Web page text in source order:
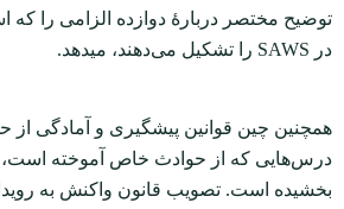
در SAWS را تشکیل می‌دهند، می‏دهد.
همچنین چین قوانین پیشگیری و آمادگی از
درس‌هایی که از حوادث خاص آموخته است،
بخشیده است. تصویب قانون واکنش به